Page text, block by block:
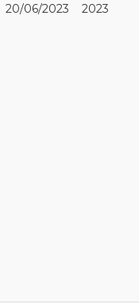
20/06/2023 2023